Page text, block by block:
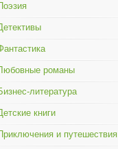
романы
литература
книги
и путешествия